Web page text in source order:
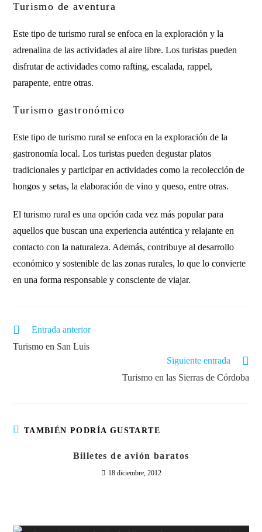
Turismo de aventura
Este tipo de turismo rural se enfoca en la exploración y la
adrenalina de las actividades al aire libre. Los turistas pueden
disfrutar de actividades como rafting, escalada, rappel,
parapente, entre otras.
Turismo gastronómico
Este tipo de turismo rural se enfoca en la exploración de la
gastronomía local. Los turistas pueden degustar platos
tradicionales y participar en actividades como la recolección de
hongos y setas, la elaboración de vino y queso, entre otras.
El turismo rural es una opción cada vez más popular para
aquellos que buscan una experiencia auténtica y relajante en
contacto con la naturaleza. Además, contribuye al desarrollo
económico y sostenible de las zonas rurales, lo que lo convierte
en una forma responsable y consciente de viajar.
Entrada anterior
Turismo en San Luis
Siguiente entrada
Turismo en las Sierras de Córdoba
TAMBIÉN PODRÍA GUSTARTE
Billetes de avión baratos
18 diciembre, 2012